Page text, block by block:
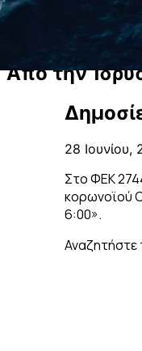
Από την Ίδρυ
28 Ιουνίου,
Στο ΦΕΚ
κορωνοϊού
6:00».
Αναζητήστε